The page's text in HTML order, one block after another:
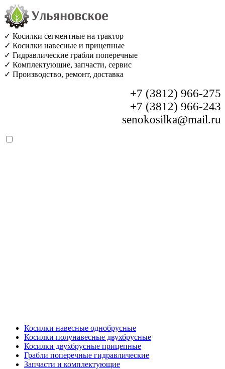
✓ Косилки сегментные на трактор
✓ Косилки навесные и прицепные
✓ Гидравлические грабли поперечные
✓ Комплектующие, запчасти, сервис
✓ Производство, ремонт, доставка
+7 (3812) 966-275
+7 (3812) 966-243
senokosilka@mail.ru
Косилки навесные однобрусные
Косилки полунавесные двухбрусные
Косилки двухбрусные прицепные
Грабли поперечные гидравлические
Запчасти и комплектующие